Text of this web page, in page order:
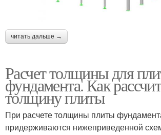
читать дальше →
Расчет толщины для
фундамента. Как
толщину плиты
При расчете толщины плиты
придерживаются нижеприведенной